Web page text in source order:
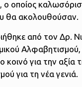
οποίος
θα ακολουθούσαν.
από τον Δρ.
για την αξία
για τη νέα γενιά.